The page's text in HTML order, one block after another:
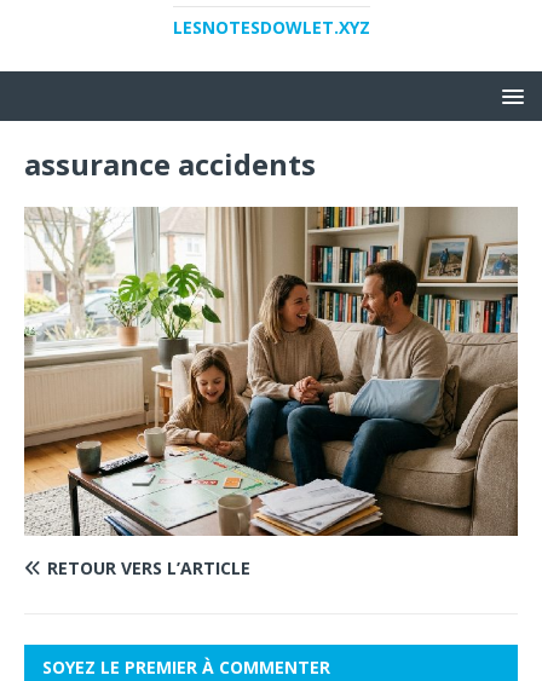
LESNOTESDOWLET.XYZ
assurance accidents
RETOUR VERS L’ARTICLE
SOYEZ LE PREMIER À COMMENTER